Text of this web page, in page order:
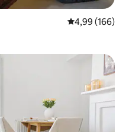
4,99 ud af 5 i
4,99 (166)